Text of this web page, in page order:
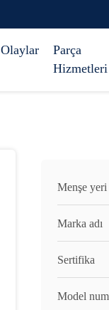
Olaylar
Parça
Hizmetleri
Menşe yeri
Marka adı
Sertifika
Model